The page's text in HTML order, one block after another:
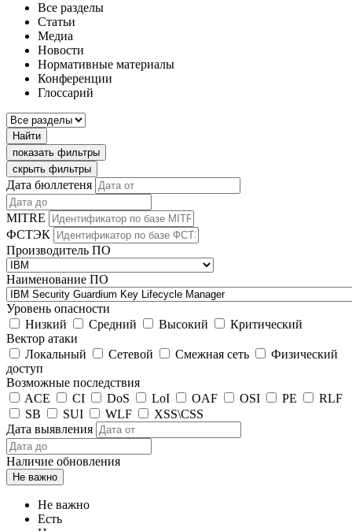
Все разделы
Статьи
Медиа
Новости
Нормативные материалы
Конференции
Глоссарий
Найти
показать фильтры
скрыть фильтры
Дата бюллетеня
MITRE
ФСТЭК
Производитель ПО
Наименование ПО
Уровень опасности
Низкий
Средний Высокий
Критический
Вектор атаки
Локальный
Сетевой Смежная сеть
Физический
доступ
Возможные последствия
ACE
CI DoS LoI OAF OSI PE
RLF
SB
SUI WLF
XSS\CSS
Дата выявления
Наличие обновления
Не важно
Не важно
Есть